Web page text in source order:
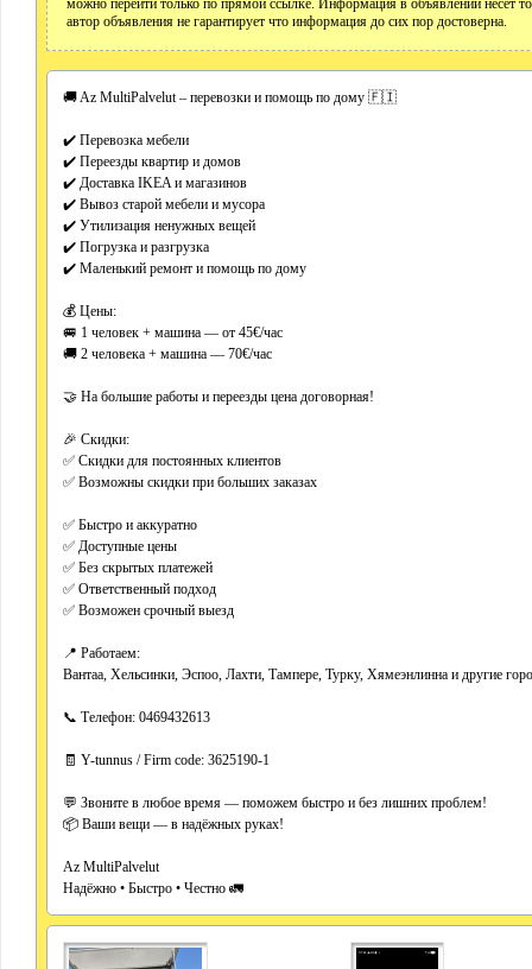
можно перейти только по прямой ссылке. Информация в объявлении несет
автор объявления не гарантирует что информация до сих пор достоверна.
🚚 Az MultiPalvelut – перевозки и помощь по дому 🇫🇮
✔️ Перевозка мебели
✔️ Переезды квартир и домов
✔️ Доставка IKEA и магазинов
✔️ Вывоз старой мебели и мусора
✔️ Утилизация ненужных вещей
✔️ Погрузка и разгрузка
✔️ Маленький ремонт и помощь по дому
💰 Цены:
🚐 1 человек + машина — от 45€/час
🚚 2 человека + машина — 70€/час
🤝 На большие работы и переезды цена договорная!
🎉 Скидки:
✅ Скидки для постоянных клиентов
✅ Возможны скидки при больших заказах
✅ Быстро и аккуратно
✅ Доступные цены
✅ Без скрытых платежей
✅ Ответственный подход
✅ Возможен срочный выезд
📍 Работаем:
Вантаа, Хельсинки, Эспоо, Лахти, Тампере, Турку, Хямеэнлинна и другие
📞 Телефон: 0469432613
🧾 Y-tunnus / Firm code: 3625190-1
💬 Звоните в любое время — поможем быстро и без лишних проблем!
📦 Ваши вещи — в надёжных руках!
Az MultiPalvelut
Надёжно • Быстро • Честно 🚛